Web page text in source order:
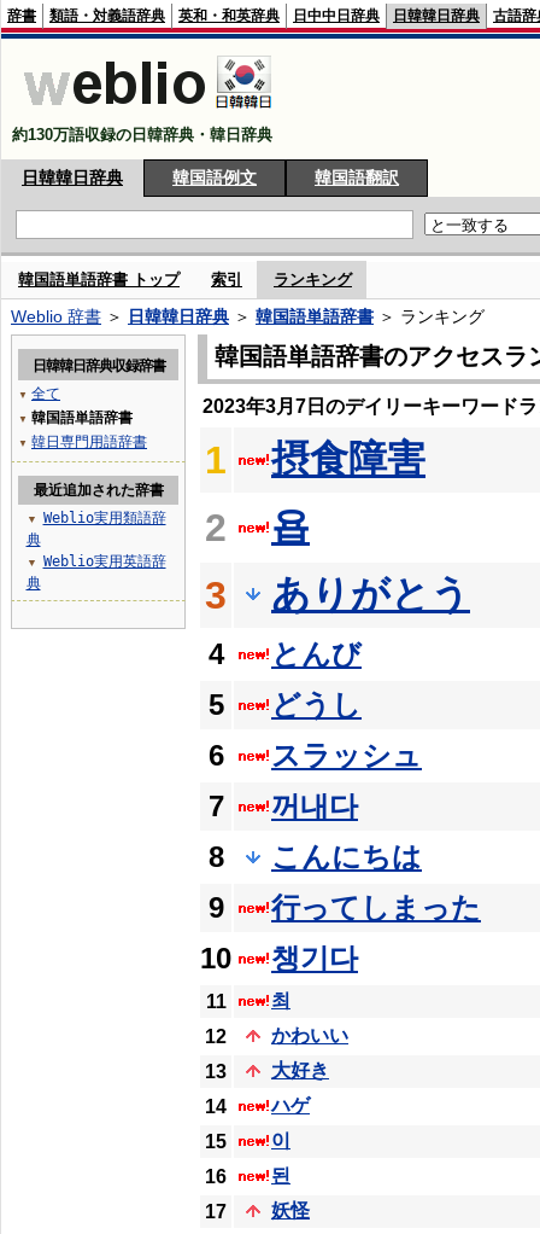
辞書 類語・対義語辞典 英和・和英辞典 日中中日辞典 日韓韓日辞典 古語辞
約130万語収録の日韓辞典・韓日辞典
日韓韓日辞典 韓国語例文 韓国語翻訳
韓国語単語辞書 トップ 索引 ランキング
Weblio 辞書 ＞ 日韓韓日辞典 ＞ 韓国語単語辞書 ＞ ランキング
韓国語単語辞書のアクセスラ
2023年3月7日のデイリーキーワード
1
摂食障害
2
욥
3
ありがとう
4
とんび
5
どうし
6
スラッシュ
7
꺼내다
8
こんにちは
9
行ってしまった
10
챙기다
11
최
12
かわいい
13
大好き
14
ハゲ
15
이
16
된
17
妖怪
日韓韓日辞典収録辞書
▼ 全て
▼ 韓国語単語辞書
▼ 韓日専門用語辞書
最近追加された辞書
▼
Weblio実用類語辞
典
▼
Weblio実用英語辞
典